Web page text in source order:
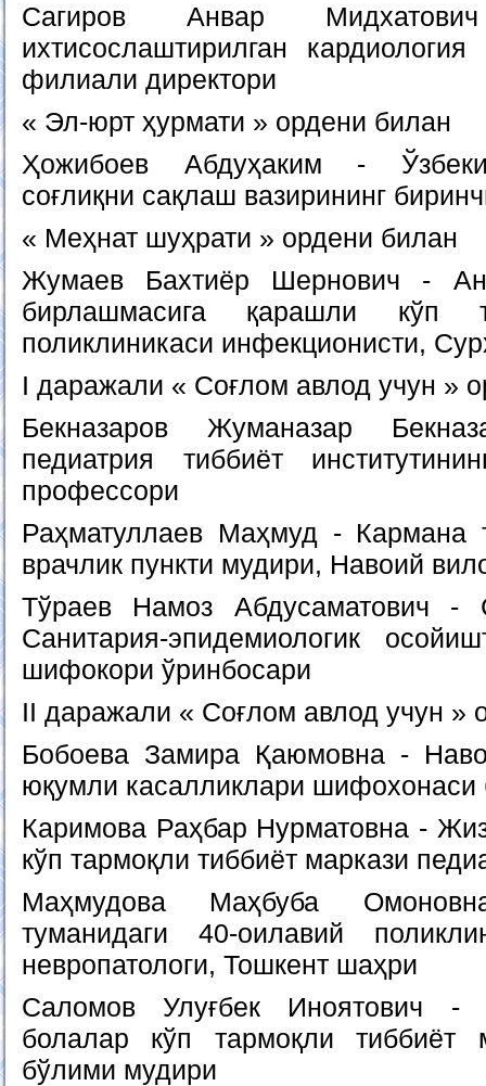
Сагиров Анвар
ихтисослаштирилган
филиали директори
« Эл-юрт ҳурмати » ордени билан
Ҳожибоев Абдуҳаким -
соғлиқни сақлаш вазирининг
« Меҳнат шуҳрати » ордени билан
Жумаев Бахтиёр Шернович -
бирлашмасига қарашли кўп
поликлиникаси инфекционисти,
I даражали « Соғлом авлод учун »
Бекназаров Жуманазар
педиатрия тиббиёт
профессори
Раҳматуллаев Маҳмуд - Кармана
врачлик пункти мудири, Навоий
Тўраев Намоз Абдусаматович -
Санитария-эпидемиологик
шифокори ўринбосари
II даражали « Соғлом авлод учун »
Бобоева Замира Қаюмовна -
юқумли касалликлари
Каримова Раҳбар Нурматовна -
кўп тармоқли тиббиёт маркази
Маҳмудова Маҳбуба
туманидаги 40-оилавий
невропатологи, Тошкент шаҳри
Саломов Улуғбек Иноятович -
болалар кўп тармоқли тиббиёт
бўлими мудири